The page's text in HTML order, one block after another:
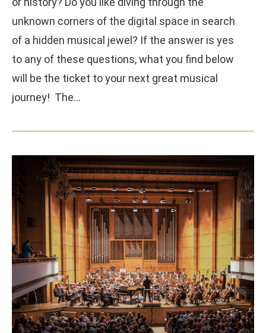
unknown corners of the digital space in search
of a hidden musical jewel? If the answer is yes
to any of these questions, what you find below
will be the ticket to your next great musical
journey! The…